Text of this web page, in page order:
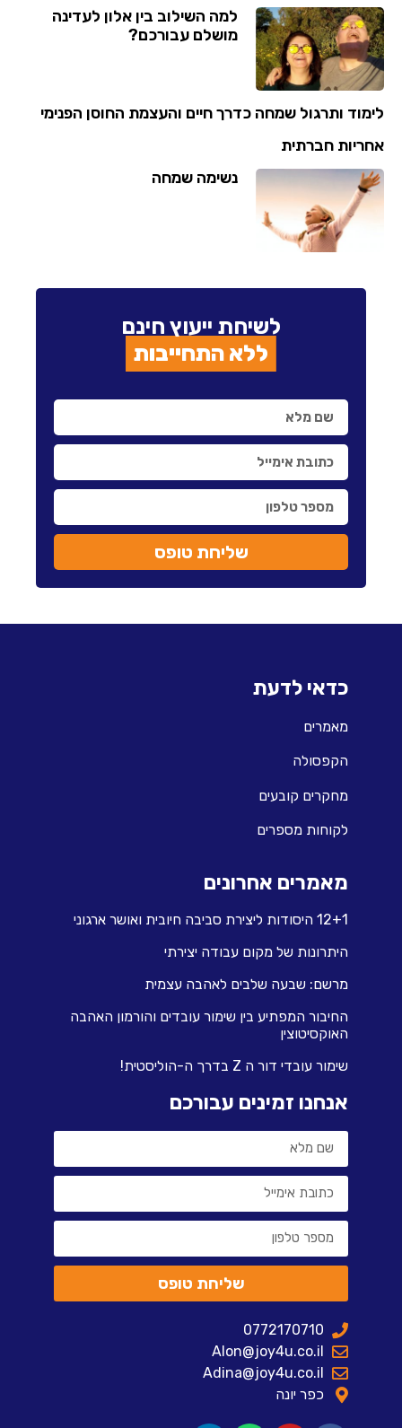
למה השילוב בין אלון לעדינה
מושלם עבורכם?
לימוד ותרגול שמחה כדרך חיים והעצמת החוסן הפנימי
אחריות חברתית
נשימה שמחה
לשיחת ייעוץ חינם
ללא התחייבות
שליחת טופס
כדאי לדעת
מאמרים
הקפסולה
מחקרים קובעים
לקוחות מספרים
מאמרים אחרונים
12+1 היסודות ליצירת סביבה חיובית ואושר ארגוני
היתרונות של מקום עבודה יצירתי
מרשם: שבעה שלבים לאהבה עצמית
החיבור המפתיע בין שימור עובדים והורמון האהבה
האוקסיטוצין
שימור עובדי דור ה Z בדרך ה-הוליסטית!
אנחנו זמינים עבורכם
שליחת טופס
0772170710
Alon@joy4u.co.il
Adina@joy4u.co.il
כפר יונה